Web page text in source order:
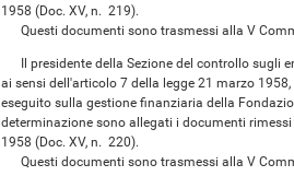
1958 (Doc. XV, n. 219).
Questi documenti sono trasmessi alla V
Il presidente della Sezione del controllo sugli
ai sensi dell'articolo 7 della legge 21 marzo
eseguito sulla gestione finanziaria della
determinazione sono allegati i documenti
1958 (Doc. XV, n. 220).
Questi documenti sono trasmessi alla V